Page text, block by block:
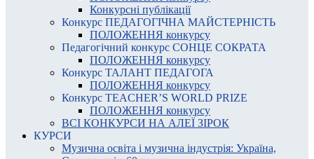
Конкурсні публікації
Конкурс ПЕДАГОГІЧНА МАЙСТЕРНІСТЬ
ПОЛОЖЕННЯ конкурсу
Педагогічний конкурс СОНЦЕ СОКРАТА
ПОЛОЖЕННЯ конкурсу
Конкурс ТАЛАНТ ПЕДАГОГА
ПОЛОЖЕННЯ конкурсу
Конкурс TEACHER’S WORLD PRIZE
ПОЛОЖЕННЯ конкурсу
ВСІ КОНКУРСИ НА АЛЕЇ ЗІРОК
КУРСИ
Музична освіта і музична індустрія: Україна,